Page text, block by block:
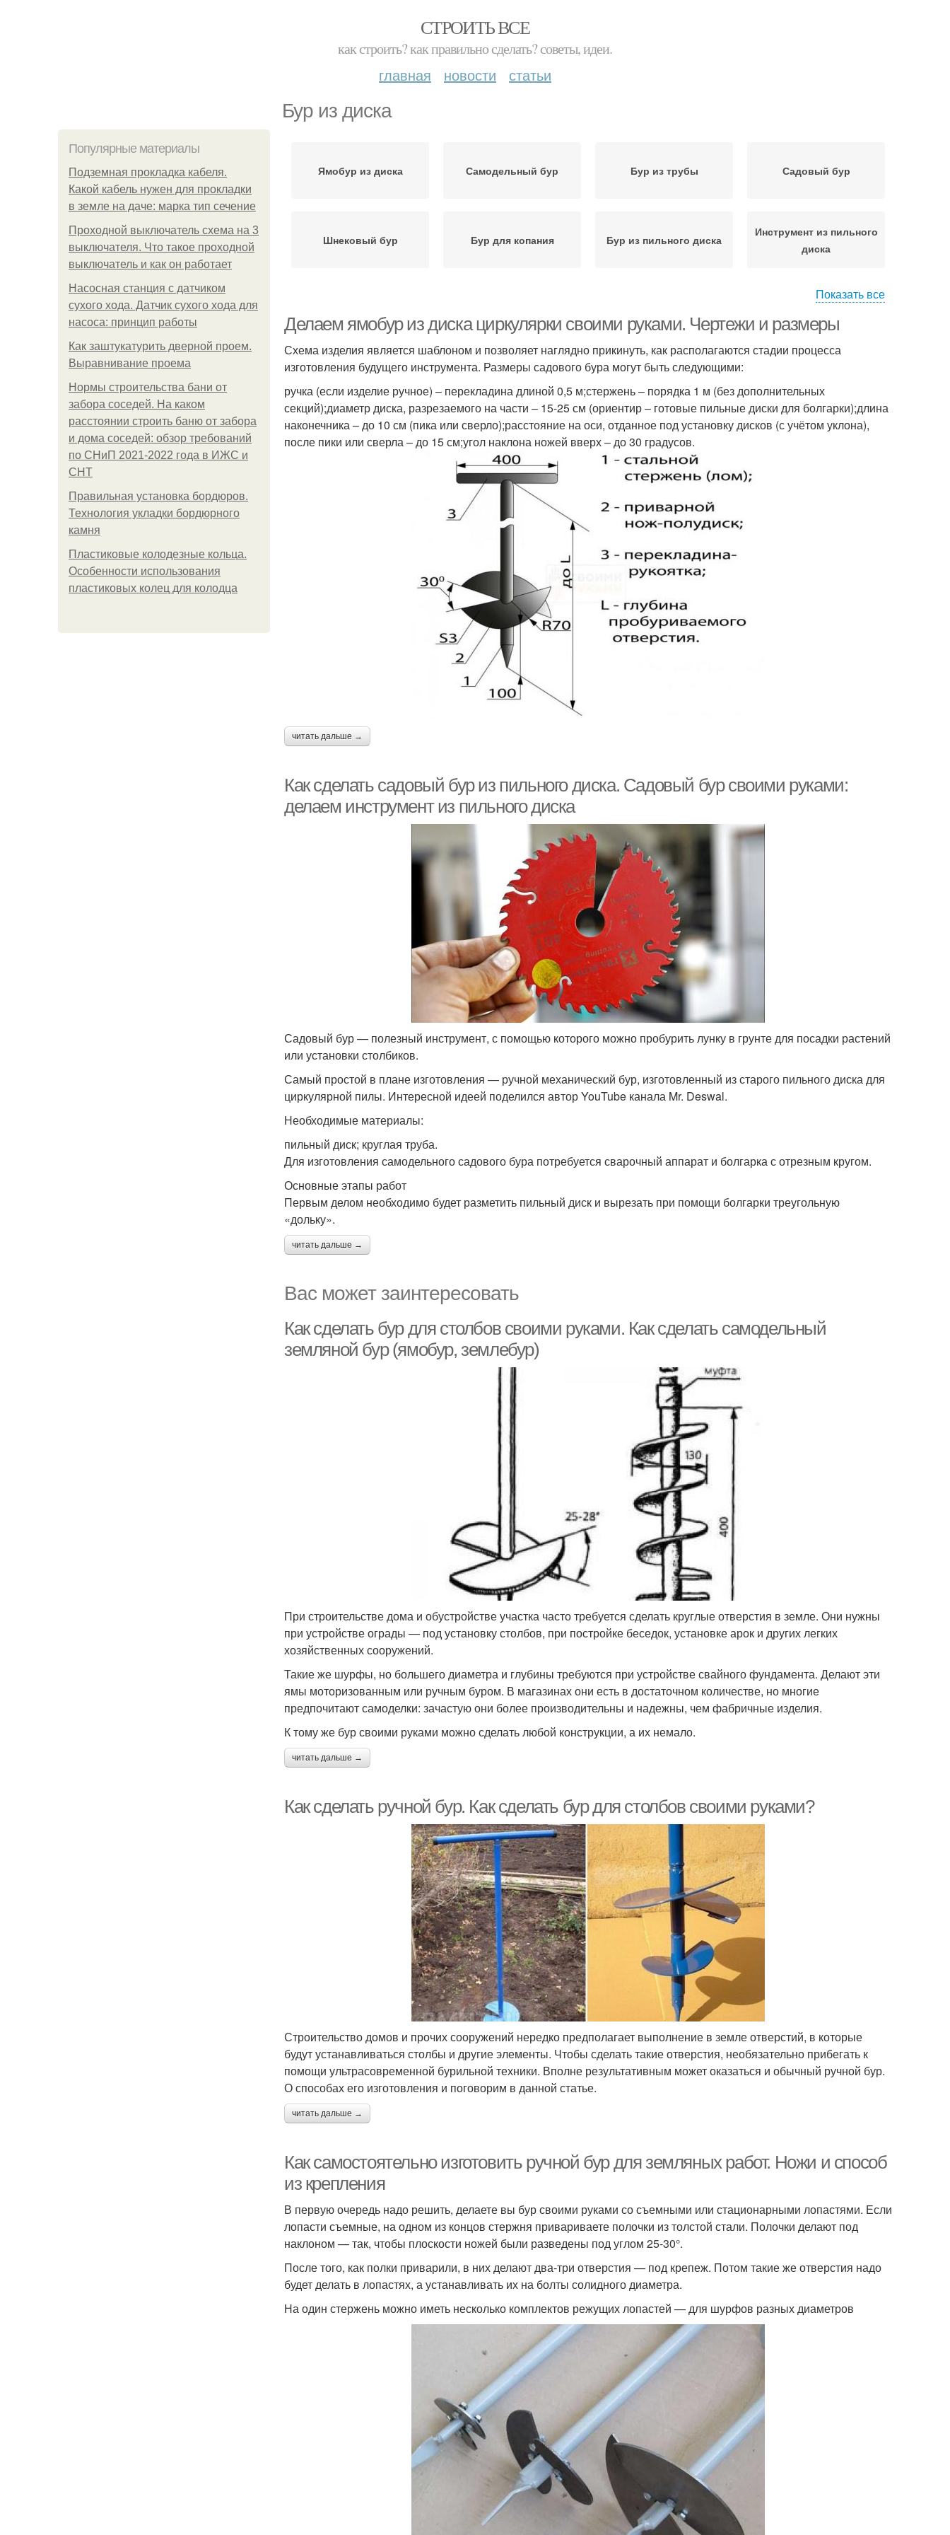
СТРОИТЬ ВСЕ
как строить? как правильно сделать? советы, идеи.
главная новости статьи
Бур из диска
Популярные материалы
Подземная прокладка кабеля.
Какой кабель нужен для прокладки
в земле на даче: марка тип сечение
Проходной выключатель схема на 3
выключателя. Что такое проходной
выключатель и как он работает
Насосная станция с датчиком
сухого хода. Датчик сухого хода для
насоса: принцип работы
Как заштукатурить дверной проем.
Выравнивание проема
Нормы строительства бани от
забора соседей. На каком
расстоянии строить баню от забора
и дома соседей: обзор требований
по СНиП 2021-2022 года в ИЖС и
СНТ
Правильная установка бордюров.
Технология укладки бордюрного
камня
Пластиковые колодезные кольца.
Особенности использования
пластиковых колец для колодца
Ямобур из диска Самодельный бур Бур из трубы Садовый бур
Шнековый бур Бур для копания Бур из пильного диска
Инструмент из пильного
диска
механизмом
работ
Показать все
Делаем ямобур из диска циркулярки своими руками. Чертежи и размеры
Схема изделия является шаблоном и позволяет наглядно прикинуть, как располагаются стадии процесса
изготовления будущего инструмента. Размеры садового бура могут быть следующими:
ручка (если изделие ручное) – перекладина длиной 0,5 м;стержень – порядка 1 м (без дополнительных
секций);диаметр диска, разрезаемого на части – 15-25 см (ориентир – готовые пильные диски для болгарки);длина
наконечника – до 10 см (пика или сверло);расстояние на оси, отданное под установку дисков (с учётом уклона),
после пики или сверла – до 15 см;угол наклона ножей вверх – до 30 градусов.
читать дальше →
Как сделать садовый бур из пильного диска. Садовый бур своими руками:
делаем инструмент из пильного диска
Садовый бур — полезный инструмент, с помощью которого можно пробурить лунку в грунте для посадки растений
или установки столбиков.
Самый простой в плане изготовления — ручной механический бур, изготовленный из старого пильного диска для
циркулярной пилы. Интересной идеей поделился автор YouTube канала Mr. Deswal.
Необходимые материалы:
пильный диск; круглая труба.
Для изготовления самодельного садового бура потребуется сварочный аппарат и болгарка с отрезным кругом.
Основные этапы работ
Первым делом необходимо будет разметить пильный диск и вырезать при помощи болгарки треугольную
«дольку».
читать дальше →
Вас может заинтересовать
Как сделать бур для столбов своими руками. Как сделать самодельный
земляной бур (ямобур, землебур)
При строительстве дома и обустройстве участка часто требуется сделать круглые отверстия в земле. Они нужны
при устройстве ограды — под установку столбов, при постройке беседок, установке арок и других легких
хозяйственных сооружений.
Такие же шурфы, но большего диаметра и глубины требуются при устройстве свайного фундамента. Делают эти
ямы моторизованным или ручным буром. В магазинах они есть в достаточном количестве, но многие
предпочитают самоделки: зачастую они более производительны и надежны, чем фабричные изделия.
К тому же бур своими руками можно сделать любой конструкции, а их немало.
читать дальше →
Как сделать ручной бур. Как сделать бур для столбов своими руками?
Строительство домов и прочих сооружений нередко предполагает выполнение в земле отверстий, в которые
будут устанавливаться столбы и другие элементы. Чтобы сделать такие отверстия, необязательно прибегать к
помощи ультрасовременной бурильной техники. Вполне результативным может оказаться и обычный ручной бур.
О способах его изготовления и поговорим в данной статье.
читать дальше →
Как самостоятельно изготовить ручной бур для земляных работ. Ножи и способ
из крепления
В первую очередь надо решить, делаете вы бур своими руками со съемными или стационарными лопастями. Если
лопасти съемные, на одном из концов стержня привариваете полочки из толстой стали. Полочки делают под
наклоном — так, чтобы плоскости ножей были разведены под углом 25-30°.
После того, как полки приварили, в них делают два-три отверстия — под крепеж. Потом такие же отверстия надо
будет делать в лопастях, а устанавливать их на болты солидного диаметра.
На один стержень можно иметь несколько комплектов режущих лопастей — для шурфов разных диаметров